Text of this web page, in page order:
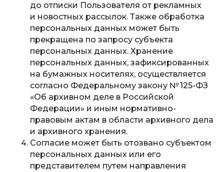
до отписки Пользователя от рекламных
и новостных рассылок. Также обработка
персональных данных может быть
прекращена по запросу субъекта
персональных данных. Хранение
персональных данных, зафиксированных
на бумажных носителях, осуществляется
согласно Федеральному закону № 125-ФЗ
«Об архивном деле в Российской
Федерации» и иным нормативно-
правовым актам в области архивного дела
и архивного хранения.
Согласие может быть отозвано субъектом
персональных данных или его
представителем путем направления